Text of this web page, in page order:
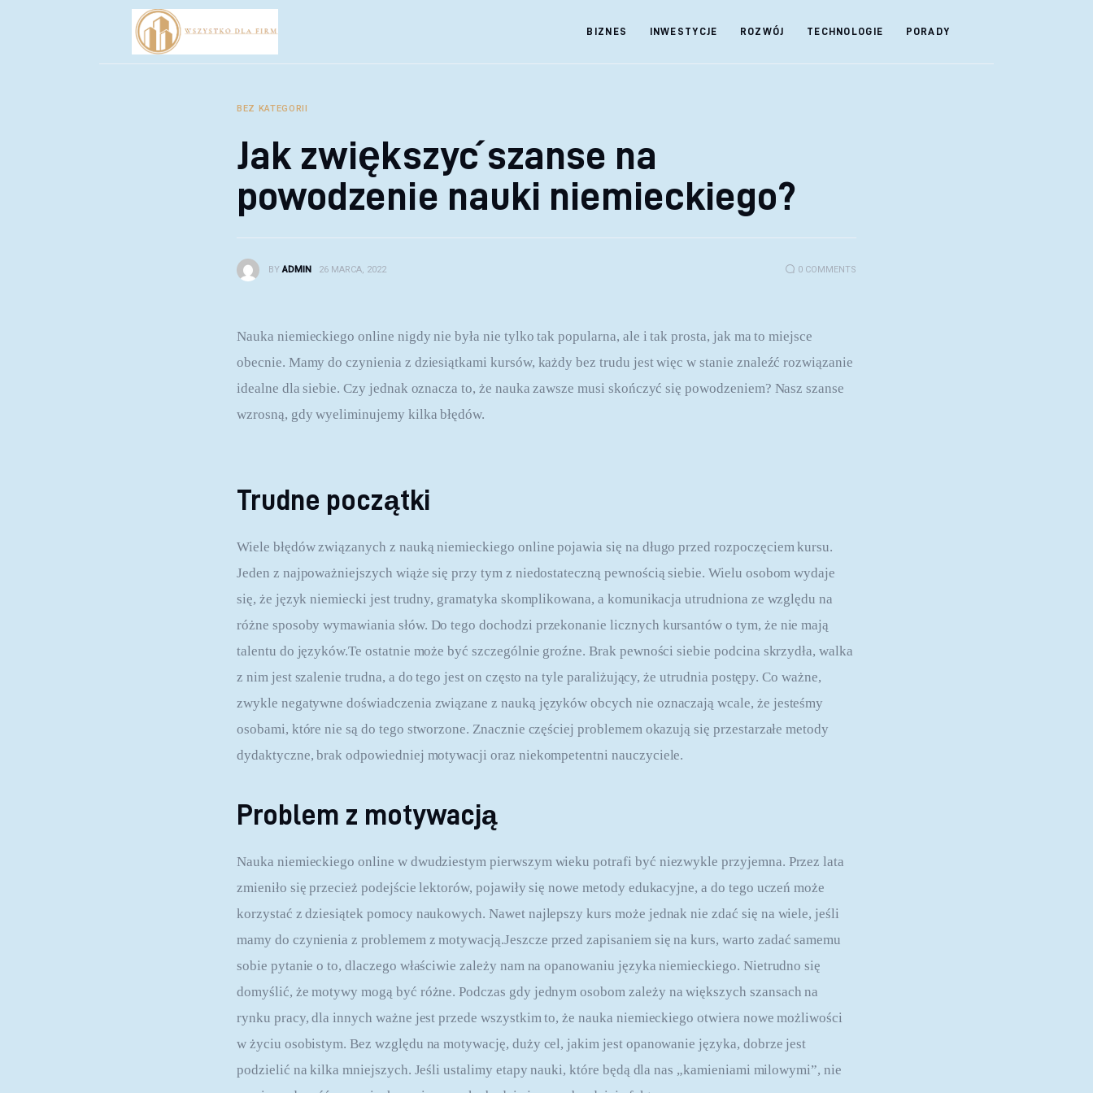
BIZNES INWESTYCJE ROZWÓJ TECHNOLOGIE PORADY
BEZ KATEGORII
Jak zwiększyć szanse na
powodzenie nauki niemieckiego?
BY ADMIN 26 MARCA, 2022 0 COMMENTS
Nauka niemieckiego online nigdy nie była nie tylko tak popularna, ale i tak prosta, jak ma to miejsce
obecnie. Mamy do czynienia z dziesiątkami kursów, każdy bez trudu jest więc w stanie znaleźć rozwiązanie
idealne dla siebie. Czy jednak oznacza to, że nauka zawsze musi skończyć się powodzeniem? Nasz szanse
wzrosną, gdy wyeliminujemy kilka błędów.
Trudne początki
Wiele błędów związanych z nauką niemieckiego online pojawia się na długo przed rozpoczęciem kursu.
Jeden z najpoważniejszych wiąże się przy tym z niedostateczną pewnością siebie. Wielu osobom wydaje
się, że język niemiecki jest trudny, gramatyka skomplikowana, a komunikacja utrudniona ze względu na
różne sposoby wymawiania słów. Do tego dochodzi przekonanie licznych kursantów o tym, że nie mają
talentu do języków.Te ostatnie może być szczególnie groźne. Brak pewności siebie podcina skrzydła, walka
z nim jest szalenie trudna, a do tego jest on często na tyle paraliżujący, że utrudnia postępy. Co ważne,
zwykle negatywne doświadczenia związane z nauką języków obcych nie oznaczają wcale, że jesteśmy
osobami, które nie są do tego stworzone. Znacznie częściej problemem okazują się przestarzałe metody
dydaktyczne, brak odpowiedniej motywacji oraz niekompetentni nauczyciele.
Problem z motywacją
Nauka niemieckiego online w dwudziestym pierwszym wieku potrafi być niezwykle przyjemna. Przez lata
zmieniło się przecież podejście lektorów, pojawiły się nowe metody edukacyjne, a do tego uczeń może
korzystać z dziesiątek pomocy naukowych. Nawet najlepszy kurs może jednak nie zdać się na wiele, jeśli
mamy do czynienia z problemem z motywacją.Jeszcze przed zapisaniem się na kurs, warto zadać samemu
sobie pytanie o to, dlaczego właściwie zależy nam na opanowaniu języka niemieckiego. Nietrudno się
domyślić, że motywy mogą być różne. Podczas gdy jednym osobom zależy na większych szansach na
rynku pracy, dla innych ważne jest przede wszystkim to, że nauka niemieckiego otwiera nowe możliwości
w życiu osobistym. Bez względu na motywację, duży cel, jakim jest opanowanie języka, dobrze jest
podzielić na kilka mniejszych. Jeśli ustalimy etapy nauki, które będą dla nas „kamieniami milowymi”, nie